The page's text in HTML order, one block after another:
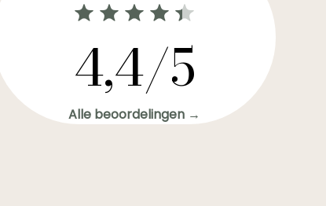
4,4/5
Alle beoordelingen →